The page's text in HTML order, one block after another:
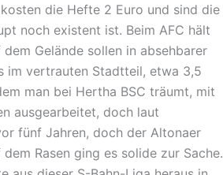
die Hefte 2 Euro und sind die
noch existent ist. Beim AFC hält
Gelände sollen in absehbarer
im vertrauten Stadtteil, etwa 3,5
man bei Hertha BSC träumt, mit
ausgearbeitet, doch laut
fünf Jahren, doch der Altonaer
Rasen ging es solide zur Sache.